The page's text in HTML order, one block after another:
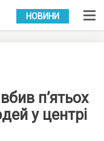
УКР РУС
НОВИНИ
п’ятьох
у центрі